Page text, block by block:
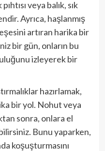
veya balık, sık
Ayrıca, haşlanmış
artıran harika bir
bir gün, onların bu
izleyerek bir
hazırlamak,
bir yol. Nohut veya
sonra, onlara el
Bunu yaparken,
koşuşturmasını